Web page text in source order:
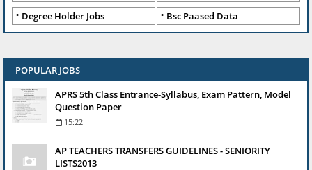
Degree Holder Jobs
Bsc Paased Data
POPULAR JOBS
APRS 5th Class Entrance-Syllabus, Exam Pattern, Model
Question Paper
15:22
AP TEACHERS TRANSFERS GUIDELINES - SENIORITY
LISTS2013